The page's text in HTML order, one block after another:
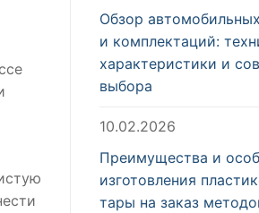
Обзор
и комплектаций:
характеристики и
выбора
10.02.2026
Преимущества и
изготовления
тары на заказ